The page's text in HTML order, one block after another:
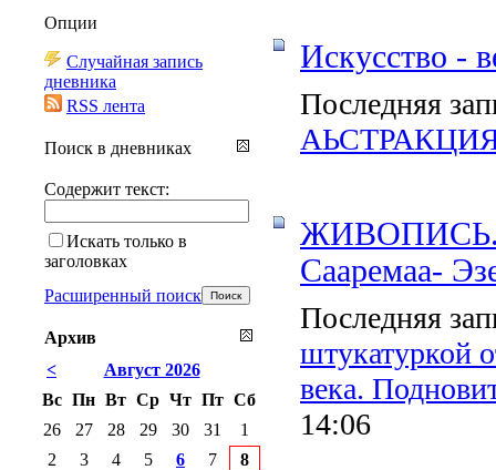
Искусство -
Последняя
ЖИВОПИСЬ.
Сааремаа-
Последняя
штукатуркой
века.
14:06
Опции
Случайная запись
дневника
RSS лента
Поиск в дневниках
Содержит текст:
Искать только в
заголовках
Расширенный поиск
Архив
<
Август 2026
Вс Пн Вт Ср Чт Пт Сб
26
27 28 29 30 31
1
2
3 4 5 6 7
8